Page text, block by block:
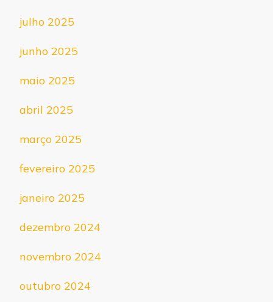
julho 2025
junho 2025
maio 2025
abril 2025
março 2025
fevereiro 2025
janeiro 2025
dezembro 2024
novembro 2024
outubro 2024